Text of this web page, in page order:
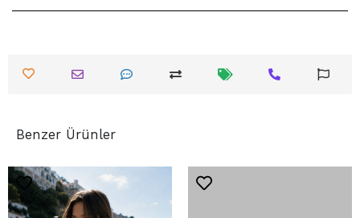
Benzer Ürünler